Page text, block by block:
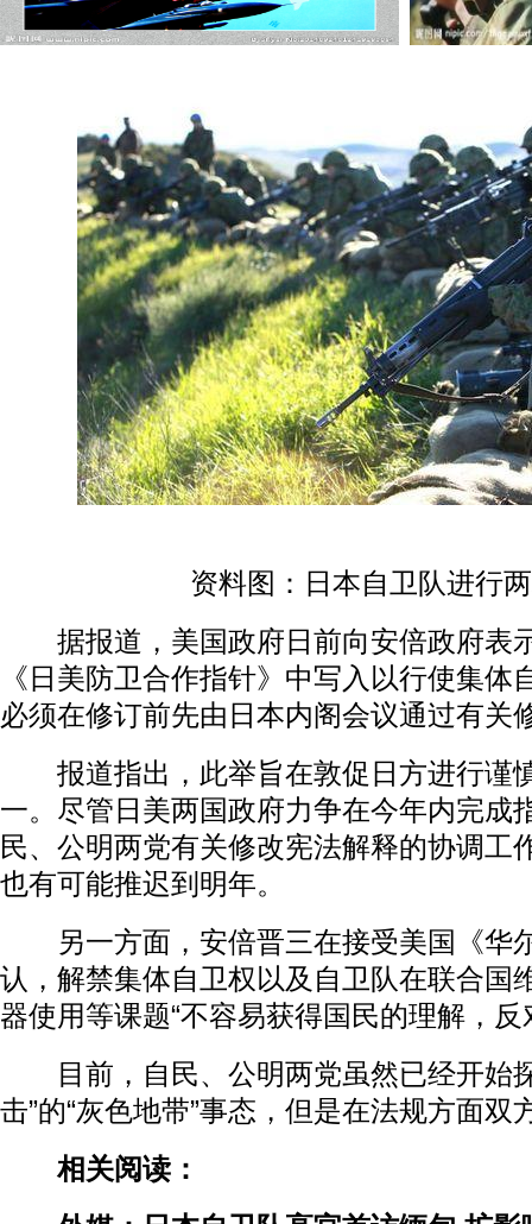
资料图：日本自卫队进行两
据报道，美国政府日前向安倍政府表
《日美防卫合作指针》中写入以行使集体
必须在修订前先由日本内阁会议通过有关
报道指出，此举旨在敦促日方进行谨
一。尽管日美两国政府力争在今年内完成
民、公明两党有关修改宪法解释的协调工
也有可能推迟到明年。
另一方面，安倍晋三在接受美国《华
认，解禁集体自卫权以及自卫队在联合国
器使用等课题“不容易获得国民的理解，反
目前，自民、公明两党虽然已经开始
击”的“灰色地带”事态，但是在法规方面双
相关阅读：